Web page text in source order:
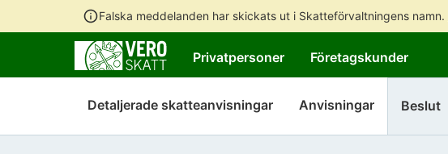
Falska meddelanden har skickats ut i Skatteförvaltningens namn.
Privatpersoner Företagskunder
Detaljerade skatteanvisningar Anvisningar Beslut